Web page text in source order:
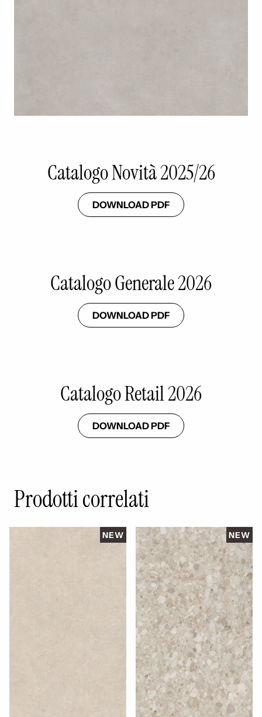
Catalogo Novità 2025/26
DOWNLOAD PDF
Catalogo Generale 2026
DOWNLOAD PDF
Catalogo Retail 2026
DOWNLOAD PDF
Prodotti correlati
NEW NEW